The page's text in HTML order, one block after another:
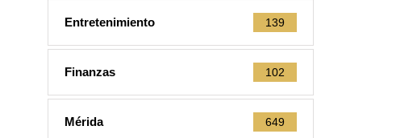
Entretenimiento 139
Finanzas 102
Mérida 649